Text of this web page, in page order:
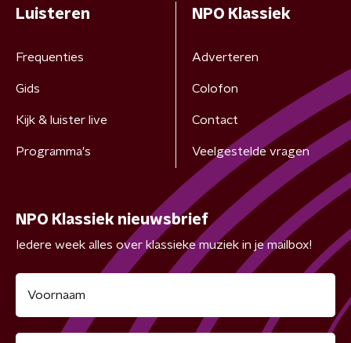
Luisteren
Frequenties
Gids
Kijk & luister live
Programma's
NPO Klassiek
Adverteren
Colofon
Contact
Veelgestelde vragen
NPO Klassiek nieuwsbrief
Iedere week alles over klassieke muziek in je mailbox!